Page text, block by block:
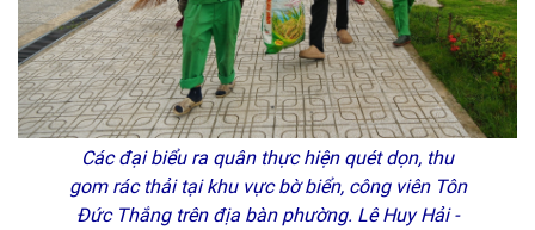
Các đại biểu ra quân thực hiện quét dọn, thu
gom rác thải tại khu vực bờ biển, công viên Tôn
Đức Thắng trên địa bàn phường. Lê Huy Hải -